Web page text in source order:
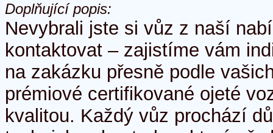
Doplňující popis:
Nevybrali jste si vůz z naší
kontaktovat – zajistíme vám
na zakázku přesně podle
prémiové certifikované ojeté
kvalitou. Každý vůz prochází